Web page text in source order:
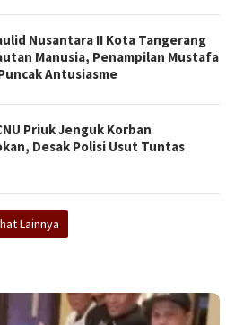
Nusantara II Kota Tangerang
Manusia, Penampilan Mustafa
Antusiasme
Priuk Jenguk Korban
Desak Polisi Usut Tuntas
Lainnya